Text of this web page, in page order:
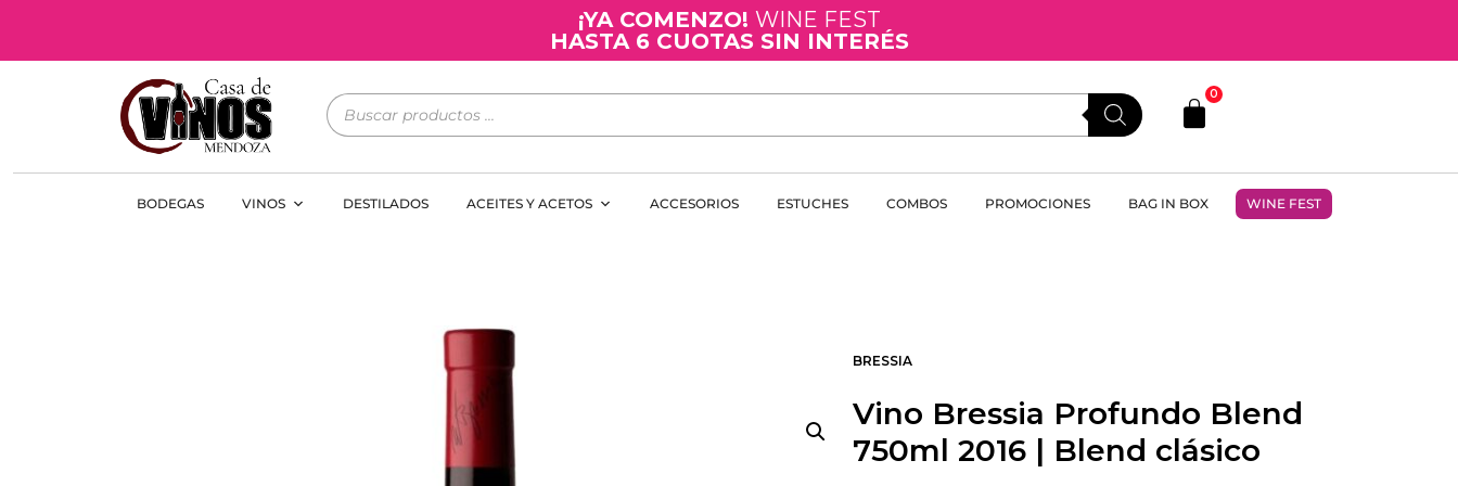
¡YA COMENZO! WINE FEST
HASTA 6 CUOTAS SIN INTERÉS
0
BODEGAS VINOS DESTILADOS ACEITES Y ACETOS ACCESORIOS ESTUCHES COMBOS PROMOCIONES BAG IN BOX WINE FEST
BRESSIA
Vino Bressia Profundo Blend
750ml 2016 | Blend clásico